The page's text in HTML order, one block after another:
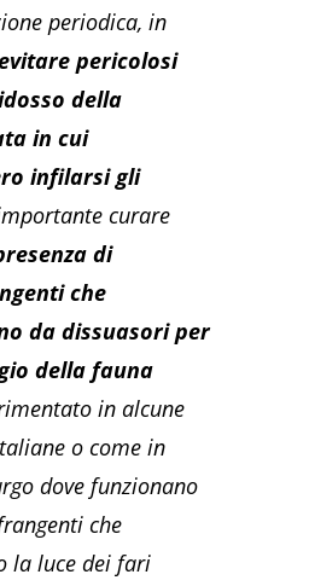
periodica, in
pericolosi
della
in cui
infilarsi gli
curare
di
che
da dissuasori per
della fauna
in alcune
o come in
dove funzionano
che
la luce dei fari